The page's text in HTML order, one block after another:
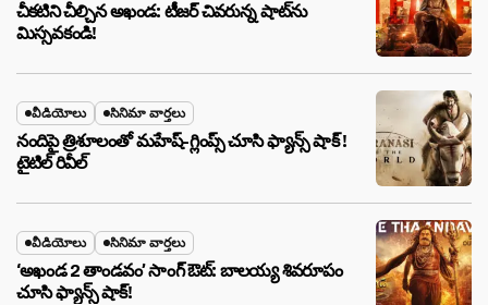
చీకటిని చీల్చిన అఖండ: టీజర్ చివరున్న షాట్‌ను
మిస్సవకండి!
వీడియోలు సినిమా వార్తలు
నందిపై త్రిశూలంతో మహేష్-గ్లింప్స్ చూసి ఫ్యాన్స్ షాక్ !
టైటిల్ రివీల్
వీడియోలు సినిమా వార్తలు
‘అఖండ 2 తాండవం’ సాంగ్ ఔట్: బాలయ్య శివరూపం
చూసి ఫ్యాన్స్ షాక్!